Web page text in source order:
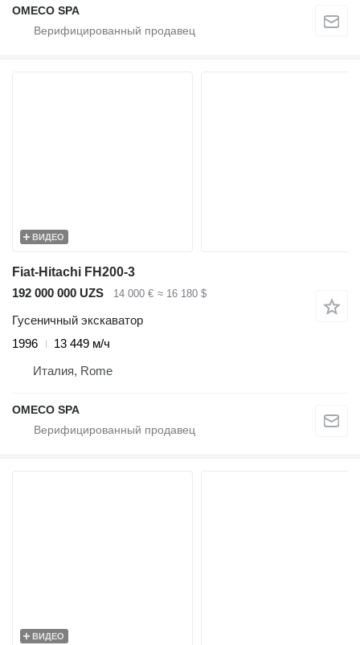
OMECO SPA
ВИДЕО
Fiat-Hitachi FH200-3
192 000 000 UZS
14 000 € ≈ 16 180 $
Гусеничный экскаватор
1996
13 449 м/ч
Италия, Rome
OMECO SPA
ВИДЕО